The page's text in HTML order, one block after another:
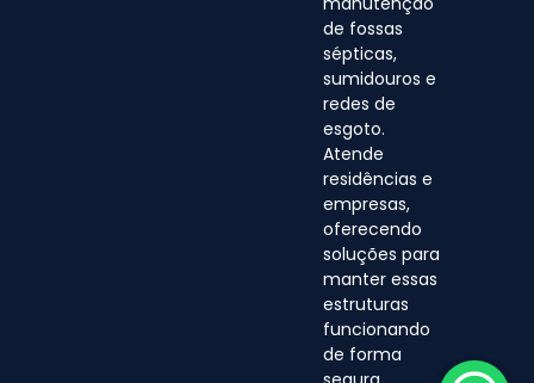
de fossas
sépticas,
sumidouros e
redes de
esgoto.
Atende
residências e
empresas,
oferecendo
soluções para
manter essas
estruturas
funcionando
de forma